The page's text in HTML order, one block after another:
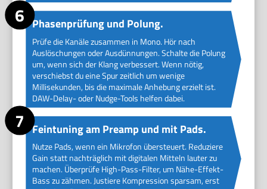
Phasenprüfung und Polung.
Prüfe die Kanäle zusammen in Mono. Hör nach
Auslöschungen oder Ausdünnungen. Schalte die Polung
um, wenn sich der Klang verbessert. Wenn nötig,
verschiebst du eine Spur zeitlich um wenige
Millisekunden, bis die maximale Anhebung erzielt ist.
DAW-Delay- oder Nudge-Tools helfen dabei.
Feintuning am Preamp und mit Pads.
Nutze Pads, wenn ein Mikrofon übersteuert. Reduziere
Gain statt nachträglich mit digitalen Mitteln lauter zu
machen. Überprüfe High-Pass-Filter, um Nähe-Effekt-
Bass zu zähmen. Justiere Kompression sparsam, erst